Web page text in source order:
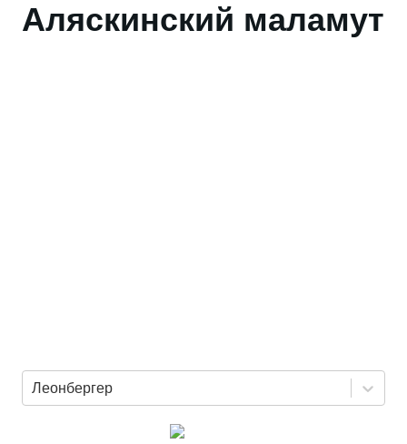
Аляскинский маламут
Леонбергер